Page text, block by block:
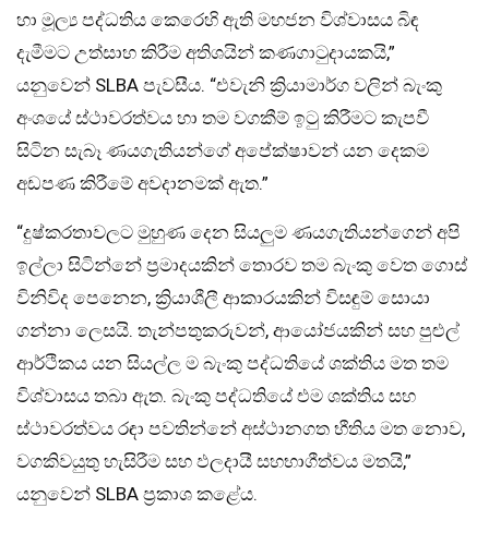
හා මූල්‍ය පද්ධතිය කෙරෙහි ඇති මහජන විශ්වාසය බිඳ
දැමීමට උත්සාහ කිරීම අතිශයින් කණගාටුදායකයි,”
යනුවෙන් SLBA පැවසීය. “එවැනි ක්‍රියාමාර්ග වලින් බැංකු
අංශයේ ස්ථාවරත්වය හා තම වගකීම් ඉටු කිරීමට කැපවී
සිටින සැබෑ ණයගැතියන්ගේ අපේක්ෂාවන් යන දෙකම
අඩපණ කිරීමේ අවදානමක් ඇත.”
“දුෂ්කරතාවලට මුහුණ දෙන සියලුම ණයගැතියන්ගෙන් අපි
ඉල්ලා සිටින්නේ ප්‍රමාදයකින් තොරව තම බැංකු වෙත ගොස්
විනිවිද පෙනෙන, ක්‍රියාශීලී ආකාරයකින් විසඳුම් සොයා
ගන්නා ලෙසයි. තැන්පතුකරුවන්, ආයෝජයකින් සහ පුළුල්
ආර්ථිකය යන සියල්ල ම බැංකු පද්ධතියේ ශක්තිය මත තම
විශ්වාසය තබා ඇත. බැංකු පද්ධතියේ එම ශක්තිය සහ
ස්ථාවරත්වය රඳා පවතින්නේ අස්ථානගත භීතිය මත නොව,
වගකිවයුතු හැසිරීම සහ ඵලදායී සහභාගීත්වය මතයි,”
යනුවෙන් SLBA ප්‍රකාශ කළේය.